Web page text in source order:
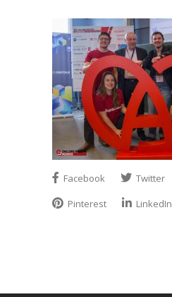
Facebook Twitter
Pinterest
LinkedIn